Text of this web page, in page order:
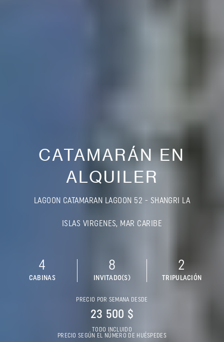
CATAMARÁN EN
ALQUILER
LAGOON CATAMARAN LAGOON 52 - SHANGRI LA
ISLAS VIRGENES, MAR CARIBE
4
CABINAS
8
INVITADO(S)
2
TRIPULACIÓN
PRECIO POR SEMANA DESDE
23 500 $
TODO INCLUIDO
PRECIO SEGÚN EL NÚMERO DE HUÉSPEDES